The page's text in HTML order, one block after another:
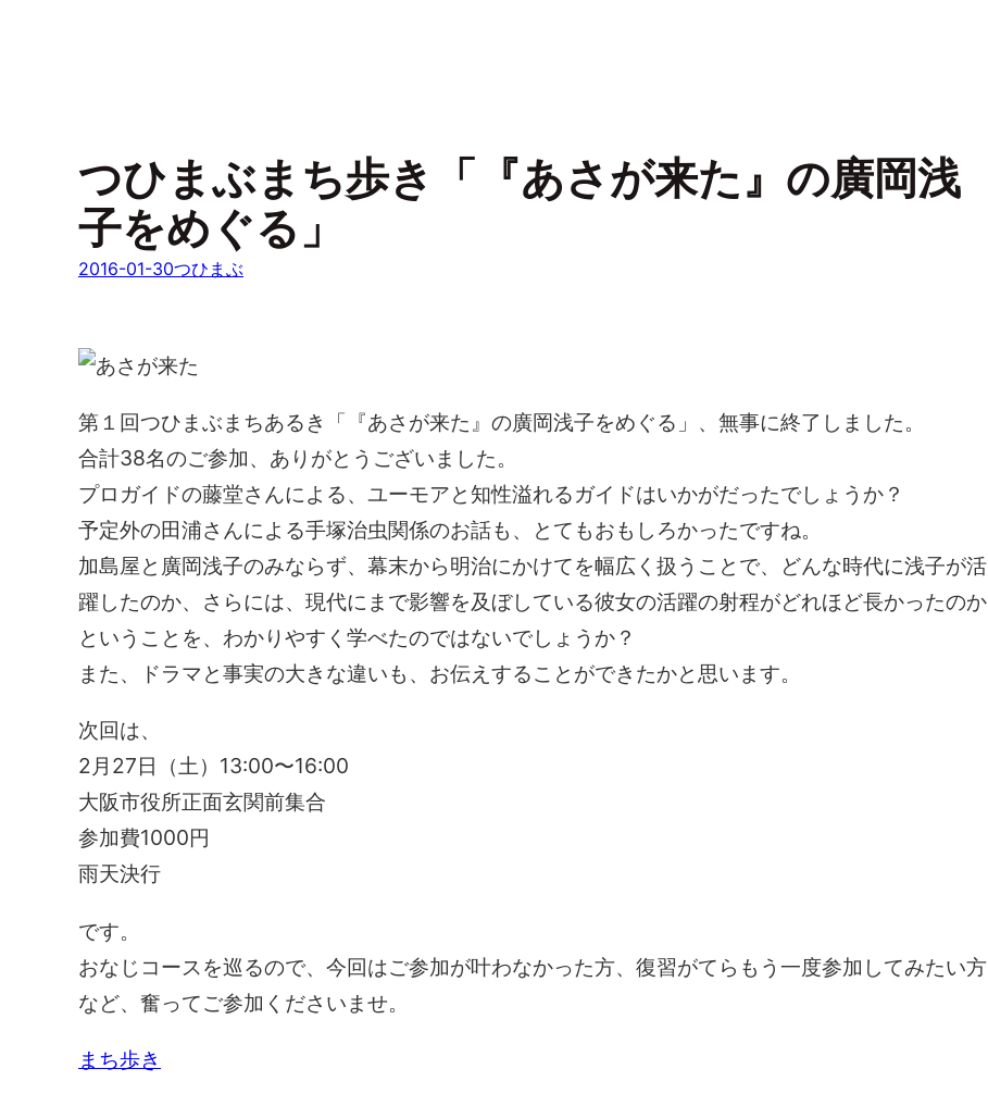
つひまぶまち歩き「『あさが来た』の廣岡浅
子をめぐる」
2016-01-30つひまぶ
第１回つひまぶまちあるき「『あさが来た』の廣岡浅子をめぐる」、無事に終了しました。
合計38名のご参加、ありがとうございました。
プロガイドの藤堂さんによる、ユーモアと知性溢れるガイドはいかがだったでしょうか？
予定外の田浦さんによる手塚治虫関係のお話も、とてもおもしろかったですね。
加島屋と廣岡浅子のみならず、幕末から明治にかけてを幅広く扱うことで、どんな時代に浅子が活
躍したのか、さらには、現代にまで影響を及ぼしている彼女の活躍の射程がどれほど長かったのか
ということを、わかりやすく学べたのではないでしょうか？
また、ドラマと事実の大きな違いも、お伝えすることができたかと思います。
次回は、
2月27日（土）13:00〜16:00
大阪市役所正面玄関前集合
参加費1000円
雨天決行
です。
おなじコースを巡るので、今回はご参加が叶わなかった方、復習がてらもう一度参加してみたい方
など、奮ってご参加くださいませ。
まち歩き